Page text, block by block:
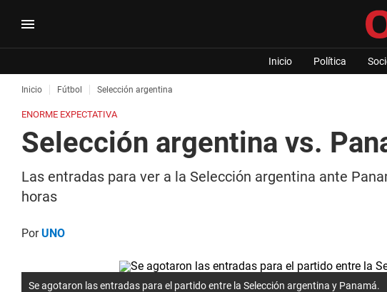
Inicio Política
Inicio Fútbol Selección argentina
ENORME EXPECTATIVA
Selección argentina vs.
Las entradas para ver a la Selección argentina ante
horas
PorUNO
Se agotaron las entradas para el partido entre la Selección argentina y Panamá.